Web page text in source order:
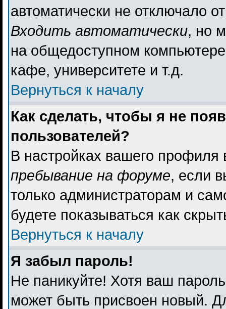
автоматически не отключало
Входить автоматически, но
на общедоступном
кафе, университете и т.д.
Вернуться к началу
Как сделать, чтобы я не
пользователей?
В настройках вашего
пребывание на форуме, если
только администраторам и
будете показываться как
Вернуться к началу
Я забыл пароль!
Не паникуйте! Хотя ваш
может быть присвоен новый.